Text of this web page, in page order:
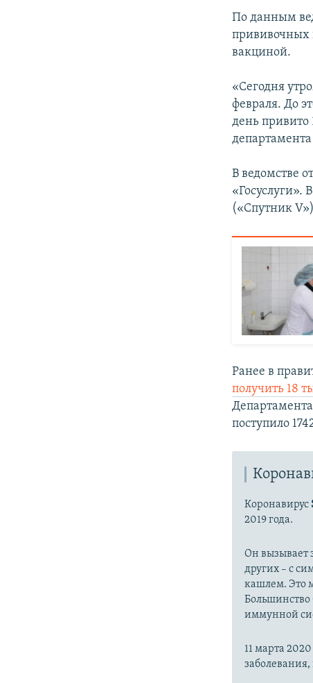
По данным
прививочных
вакциной.
«Сегодня
февраля. До
день привито
В ведомстве
«Госуслуги».
(«Спутник
Ранее в
получить 18
поступило
Коронавирус
2019 года.
Он вызывает
других – с
кашлем. Это
Большинство
иммунной
11 марта